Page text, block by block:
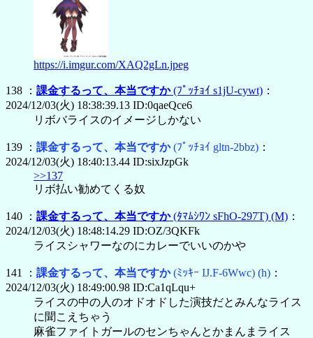
https://i.imgur.com/XAQ2gLn.jpeg
138 ： 課金するって、本当ですか(ﾌﾟｯﾁｮｲ s1jU-cywt) ：
2024/12/03(火) 18:38:39.13 ID:0qaeQce6
リボバライスのイメージしかない
139 ： 課金するって、本当ですか(ﾌﾟｯﾁｮｲ gltn-2bbz) ：
2024/12/03(火) 18:40:13.44 ID:sixJzpGk
>>137
リボ払い勧めてくる奴
140 ： 課金するって、本当ですか(ﾀﾏﾑｼﾜﾝ sFhO-297T) (M) ：
2024/12/03(火) 18:48:14.29 ID:OZ/3QKFk
ライスシャワーなのにカレーでいいのかや
141 ： 課金するって、本当ですか(ﾐｯｷｰ IJ.F-6Wwc) (h) ：
2024/12/03(火) 18:49:00.98 ID:Ca1qLqu+
ライスの中の人のオドオドした演技だとみんなライス
に聞こえちゃう
麻雀ファイトガールのセンちゃんとかまんまライス